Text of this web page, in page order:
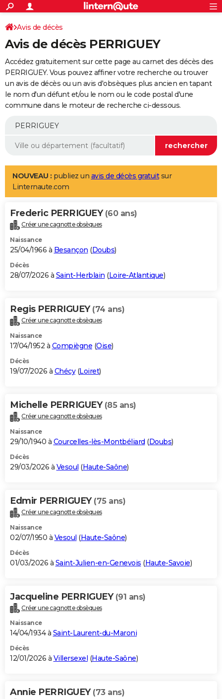
ACTUALITÉS
Politique
Société
Faits Divers
Education
Monde
Villes
+
SPORT
Coupe du monde 2026
Football
Tennis
Cyclisme
Rugby
Forum
Programme TV
TNT
Streaming
Cinéma
Sorties cinéma
Musique
+
FINANCE
Impôts
Immobilier
Risques naturels par ville
Banque
Assurance
Crédit
AUTO
Essais
Réserver un essai
Citadines
Berlines
SUV
Forum auto
+
Mobiles
Meilleur smartphone
Internet
Ordinateurs
Jeux vidéo
Guide high-tech
Aménagement intérieur
LIFESTYLE
Art de vivre
Bien-être
Loisirs
Mode
Modes de vie
Alimentation
Guide de la santé
Maladies
Médicaments
Sommeil
VOYAGE
Destinations
City break
Voyage nature
Voyage de noces
Forum
Climat
+PHOTO
GUIDES D'ACHAT
BONS PLANS
Carte de Noël
Carte Bonne année
Carte Saint-Valentin
Carte Pâques
Carte d'anniversaire
DICTIONNAIRE
Dictionnaire
Biographies
Citations
Expressions
Proverbes
PROGRAMME TV
S'inscrire
Se connecter
Lycées
Collèges
Primaires
Universités
Entreprises
Service militaire
Avis de recherche
AVIS DE DÉCÈS
Bricolage
Lifestyle
Culture
Sport
Auto
Television
Voyage
Cinema
Avis de décès
Avis de décès PERRIGUEY
Accédez gratuitement sur cette page au carnet des décès des
PERRIGUEY. Vous pouvez affiner votre recherche ou trouver
un avis de décès ou un avis d'obsèques plus ancien en tapant
le nom d'un défunt et/ou le nom ou le code postal d'une
commune dans le moteur de recherche ci-dessous.
NOUVEAU : publiez un avis de décès gratuitsur
Linternaute.com
Frederic PERRIGUEY (60 ans)
Créer une cagnotte obsèques
Naissance
25/04/1966 à Besançon (Doubs)
Décès
28/07/2026 à Saint-Herblain (Loire-Atlantique)
Regis PERRIGUEY (74 ans)
Créer une cagnotte obsèques
Naissance
17/04/1952 à Compiègne (Oise)
Décès
19/07/2026 à Chécy(Loiret)
Michelle PERRIGUEY (85 ans)
Créer une cagnotte obsèques
Naissance
29/10/1940 à Courcelles-lès-Montbéliard (Doubs)
Décès
29/03/2026 à Vesoul (Haute-Saône)
Edmir PERRIGUEY (75 ans)
Créer une cagnotte obsèques
Naissance
02/07/1950 à Vesoul (Haute-Saône)
Décès
01/03/2026 à Saint-Julien-en-Genevois (Haute-Savoie)
Jacqueline PERRIGUEY (91 ans)
Créer une cagnotte obsèques
Naissance
14/04/1934 à Saint-Laurent-du-Maroni
Décès
12/01/2026 à Villersexel (Haute-Saône)
Annie PERRIGUEY (73 ans)